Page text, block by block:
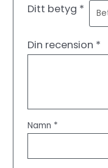
Ditt betyg *
Din recension *
Namn *